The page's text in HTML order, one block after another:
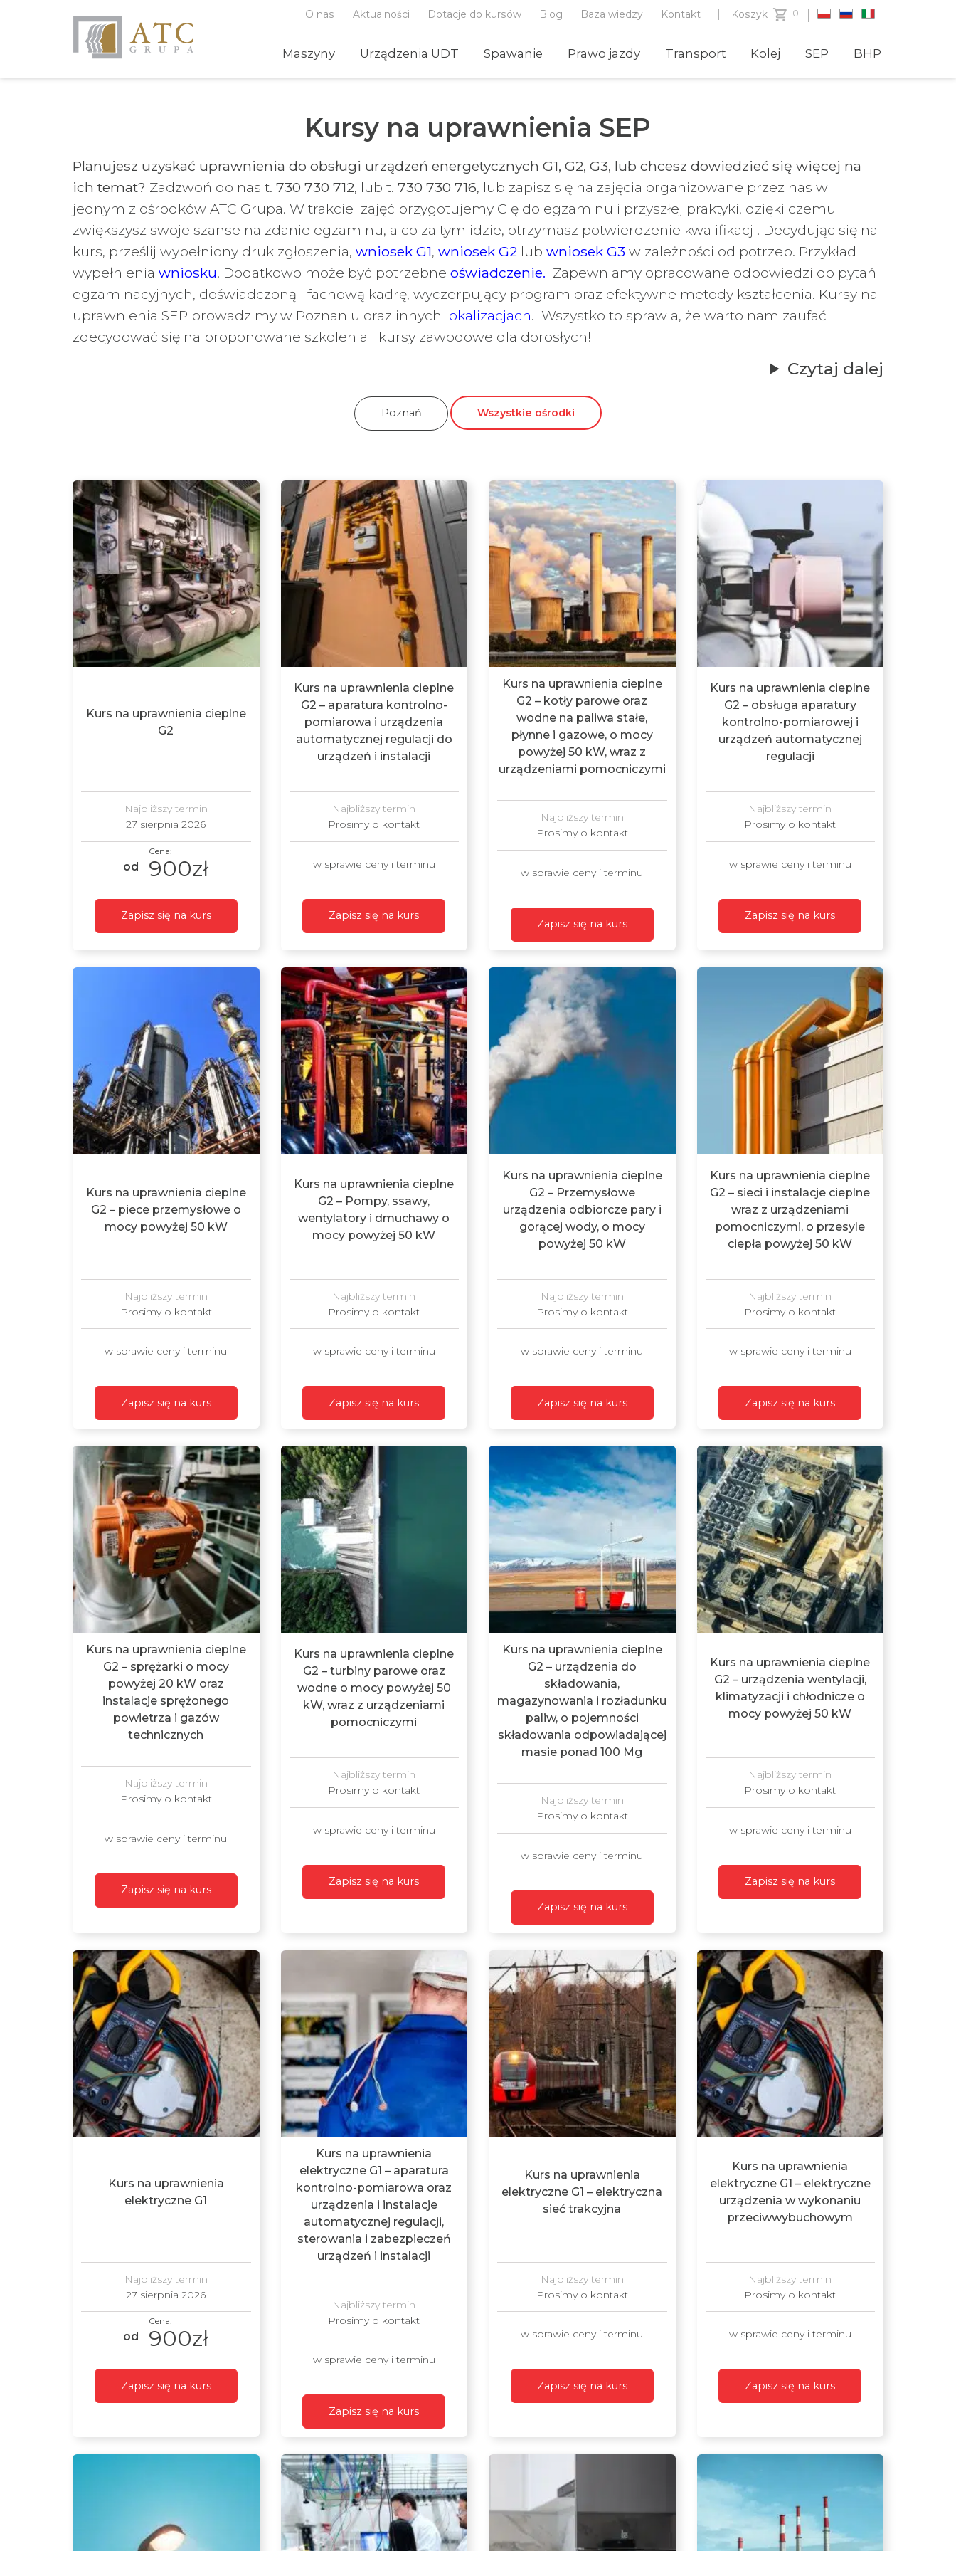
O nas Aktualności Dotacje do kursów Blog Baza wiedzy Kontakt Koszyk
Maszyny Urządzenia UDT Spawanie Prawo jazdy Transport Kolej SEP BHP
Kursy na uprawnienia SEP
Planujesz uzyskać uprawnienia do obsługi urządzeń energetycznych G1, G2, G3, lub chcesz dowiedzieć się więcej na
ich temat? Zadzwoń do nas t. 730 730 712, lub t. 730 730 716, lub zapisz się na zajęcia organizowane przez nas w
jednym z ośrodków ATC Grupa. W trakcie zajęć przygotujemy Cię do egzaminu i przyszłej praktyki, dzięki czemu
zwiększysz swoje szanse na zdanie egzaminu, a co za tym idzie, otrzymasz potwierdzenie kwalifikacji. Decydując się na
kurs, prześlij wypełniony druk zgłoszenia, wniosek G1, wniosek G2 lub wniosek G3 w zależności od potrzeb. Przykład
wypełnienia wniosku. Dodatkowo może być potrzebne oświadczenie. Zapewniamy opracowane odpowiedzi do pytań
egzaminacyjnych, doświadczoną i fachową kadrę, wyczerpujący program oraz efektywne metody kształcenia. Kursy na
uprawnienia SEP prowadzimy w Poznaniu oraz innych lokalizacjach. Wszystko to sprawia, że warto nam zaufać i
zdecydować się na proponowane szkolenia i kursy zawodowe dla dorosłych!
Czytaj dalej
Poznań Wszystkie ośrodki
Kurs na uprawnienia cieplne
G2
Najbliższy termin
27 sierpnia 2026
900zł
Zapisz się na kurs
Kurs na uprawnienia cieplne
G2 – aparatura kontrolno-
pomiarowa i urządzenia
automatycznej regulacji do
urządzeń i instalacji
Najbliższy termin
Prosimy o kontakt
w sprawie ceny i terminu
Zapisz się na kurs
Kurs na uprawnienia cieplne
G2 – kotły parowe oraz
wodne na paliwa stałe,
płynne i gazowe, o mocy
powyżej 50 kW, wraz z
urządzeniami pomocniczymi
Najbliższy termin
Prosimy o kontakt
w sprawie ceny i terminu
Zapisz się na kurs
Kurs na uprawnienia cieplne
G2 – obsługa aparatury
kontrolno-pomiarowej i
urządzeń automatycznej
regulacji
Najbliższy termin
Prosimy o kontakt
w sprawie ceny i terminu
Zapisz się na kurs
Kurs na uprawnienia cieplne
G2 – piece przemysłowe o
mocy powyżej 50 kW
Najbliższy termin
Prosimy o kontakt
w sprawie ceny i terminu
Zapisz się na kurs
Kurs na uprawnienia cieplne
G2 – Pompy, ssawy,
wentylatory i dmuchawy o
mocy powyżej 50 kW
Najbliższy termin
Prosimy o kontakt
w sprawie ceny i terminu
Zapisz się na kurs
Kurs na uprawnienia cieplne
G2 – Przemysłowe
urządzenia odbiorcze pary i
gorącej wody, o mocy
powyżej 50 kW
Najbliższy termin
Prosimy o kontakt
w sprawie ceny i terminu
Zapisz się na kurs
Kurs na uprawnienia cieplne
G2 – sieci i instalacje cieplne
wraz z urządzeniami
pomocniczymi, o przesyle
ciepła powyżej 50 kW
Najbliższy termin
Prosimy o kontakt
w sprawie ceny i terminu
Zapisz się na kurs
Kurs na uprawnienia cieplne
G2 – sprężarki o mocy
powyżej 20 kW oraz
instalacje sprężonego
powietrza i gazów
technicznych
Najbliższy termin
Prosimy o kontakt
w sprawie ceny i terminu
Zapisz się na kurs
Kurs na uprawnienia cieplne
G2 – turbiny parowe oraz
wodne o mocy powyżej 50
kW, wraz z urządzeniami
pomocniczymi
Najbliższy termin
Prosimy o kontakt
w sprawie ceny i terminu
Zapisz się na kurs
Kurs na uprawnienia cieplne
G2 – urządzenia do
składowania,
magazynowania i rozładunku
paliw, o pojemności
składowania odpowiadającej
masie ponad 100 Mg
Najbliższy termin
Prosimy o kontakt
w sprawie ceny i terminu
Zapisz się na kurs
Kurs na uprawnienia cieplne
G2 – urządzenia wentylacji,
klimatyzacji i chłodnicze o
mocy powyżej 50 kW
Najbliższy termin
Prosimy o kontakt
w sprawie ceny i terminu
Zapisz się na kurs
Kurs na uprawnienia
elektryczne G1
Najbliższy termin
27 sierpnia 2026
900zł
Zapisz się na kurs
Kurs na uprawnienia
elektryczne G1 – aparatura
kontrolno-pomiarowa oraz
urządzenia i instalacje
automatycznej regulacji,
sterowania i zabezpieczeń
urządzeń i instalacji
Najbliższy termin
Prosimy o kontakt
w sprawie ceny i terminu
Zapisz się na kurs
Kurs na uprawnienia
elektryczne G1 – elektryczna
sieć trakcyjna
Najbliższy termin
Prosimy o kontakt
w sprawie ceny i terminu
Zapisz się na kurs
Kurs na uprawnienia
elektryczne G1 – elektryczne
urządzenia w wykonaniu
przeciwwybuchowym
Najbliższy termin
Prosimy o kontakt
w sprawie ceny i terminu
Zapisz się na kurs